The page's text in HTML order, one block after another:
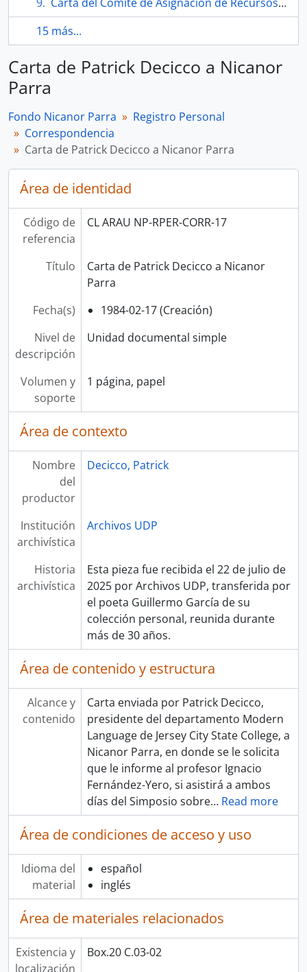
15 más...
Carta de Patrick Decicco a Nicanor
Parra
Fondo Nicanor Parra
Registro Personal
Correspondencia
Carta de Patrick Decicco a Nicanor Parra
Área de identidad
Código de
referencia
CL ARAU NP-RPER-CORR-17
Título
Carta de Patrick Decicco a Nicanor
Parra
Fecha(s)
1984-02-17 (Creación)
Nivel de
descripción
Unidad documental simple
Volumen y
soporte
1 página, papel
Área de contexto
Nombre
del
productor
Decicco, Patrick
Institución
archivística
Archivos UDP
Historia
archivística
Esta pieza fue recibida el 22 de julio de
2025 por Archivos UDP, transferida por
el poeta Guillermo García de su
colección personal, reunida durante
más de 30 años.
Área de contenido y estructura
Alcance y
contenido
Carta enviada por Patrick Decicco,
presidente del departamento Modern
Language de Jersey City State College, a
Nicanor Parra, en donde se le solicita
que le informe al profesor Ignacio
Fernández-Yero, si asistirá a ambos
días del Simposio sobre… Read more
Área de condiciones de acceso y uso
Idioma del
material
español
inglés
Área de materiales relacionados
Existencia y
localización
Box.20 C.03-02